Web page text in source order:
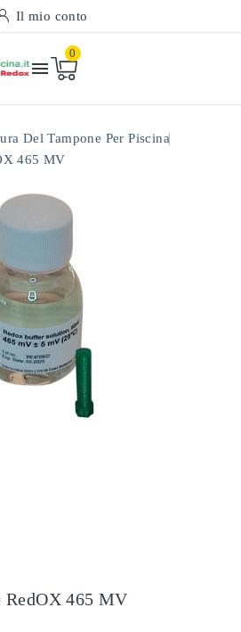
Il mio conto

0
Del Tampone Per Piscina
465 MV
465 MV